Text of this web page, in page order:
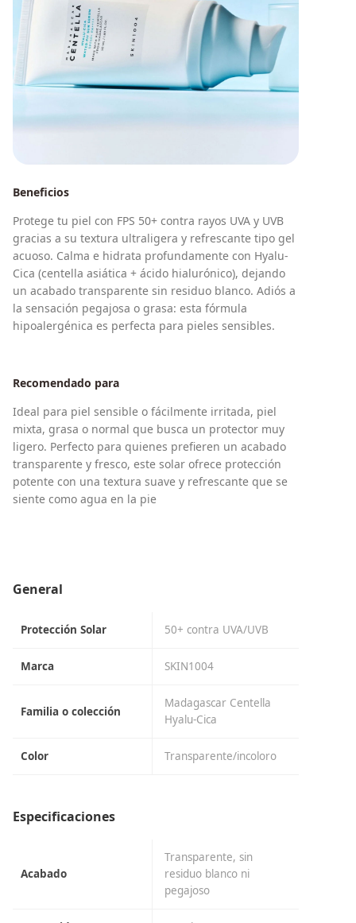
Beneficios
Protege tu piel con FPS 50+ contra rayos UVA y UVB
gracias a su textura ultraligera y refrescante tipo gel
acuoso. Calma e hidrata profundamente con Hyalu-
Cica (centella asiática + ácido hialurónico), dejando
un acabado transparente sin residuo blanco. Adiós a
la sensación pegajosa o grasa: esta fórmula
hipoalergénica es perfecta para pieles sensibles.
Recomendado para
Ideal para piel sensible o fácilmente irritada, piel
mixta, grasa o normal que busca un protector muy
ligero. Perfecto para quienes prefieren un acabado
transparente y fresco, este solar ofrece protección
potente con una textura suave y refrescante que se
siente como agua en la pie
General
Protección Solar 50+ contra UVA/UVB
Marca SKIN1004
Familia o colección
Madagascar Centella
Hyalu-Cica
Color Transparente/incoloro
Especificaciones
Acabado
Transparente, sin
residuo blanco ni
pegajoso